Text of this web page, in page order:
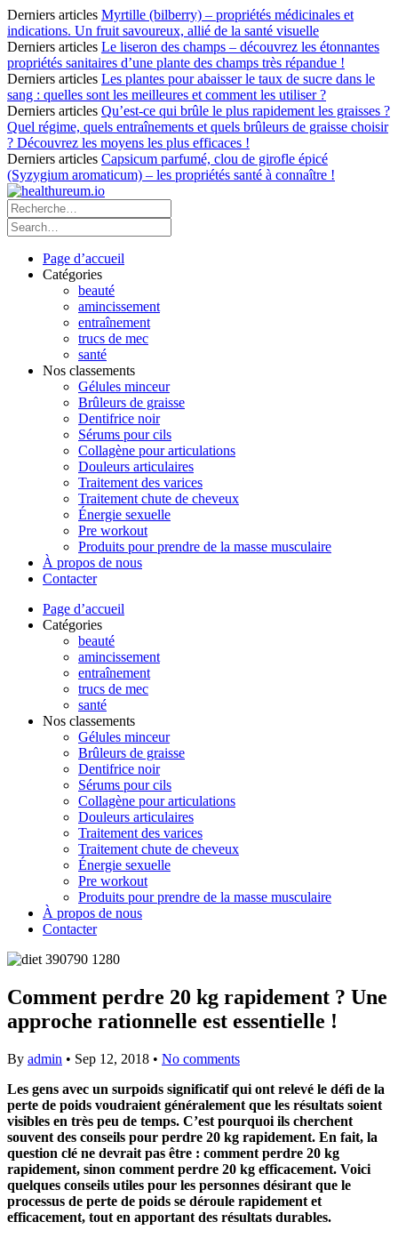
Derniers articles Myrtille (bilberry) – propriétés médicinales et
indications. Un fruit savoureux, allié de la santé visuelle
Derniers articles Le liseron des champs – découvrez les étonnantes
propriétés sanitaires d’une plante des champs très répandue !
Derniers articles Les plantes pour abaisser le taux de sucre dans le
sang : quelles sont les meilleures et comment les utiliser ?
Derniers articles Qu’est-ce qui brûle le plus rapidement les graisses ?
Quel régime, quels entraînements et quels brûleurs de graisse choisir
? Découvrez les moyens les plus efficaces !
Derniers articles Capsicum parfumé, clou de girofle épicé
(Syzygium aromaticum) – les propriétés santé à connaître !
Page d’accueil
Catégories
beauté
amincissement
entraînement
trucs de mec
santé
Nos classements
Gélules minceur
Brûleurs de graisse
Dentifrice noir
Sérums pour cils
Collagène pour articulations
Douleurs articulaires
Traitement des varices
Traitement chute de cheveux
Énergie sexuelle
Pre workout
Produits pour prendre de la masse musculaire
À propos de nous
Contacter
Page d’accueil
Catégories
beauté
amincissement
entraînement
trucs de mec
santé
Nos classements
Gélules minceur
Brûleurs de graisse
Dentifrice noir
Sérums pour cils
Collagène pour articulations
Douleurs articulaires
Traitement des varices
Traitement chute de cheveux
Énergie sexuelle
Pre workout
Produits pour prendre de la masse musculaire
À propos de nous
Contacter
Comment perdre 20 kg rapidement ? Une
approche rationnelle est essentielle !
By admin • Sep 12, 2018 • No comments
Les gens avec un surpoids significatif qui ont relevé le défi de la
perte de poids voudraient généralement que les résultats soient
visibles en très peu de temps. C’est pourquoi ils cherchent
souvent des conseils pour perdre 20 kg rapidement. En fait, la
question clé ne devrait pas être : comment perdre 20 kg
rapidement, sinon comment perdre 20 kg efficacement. Voici
quelques conseils utiles pour les personnes désirant que le
processus de perte de poids se déroule rapidement et
efficacement, tout en apportant des résultats durables.